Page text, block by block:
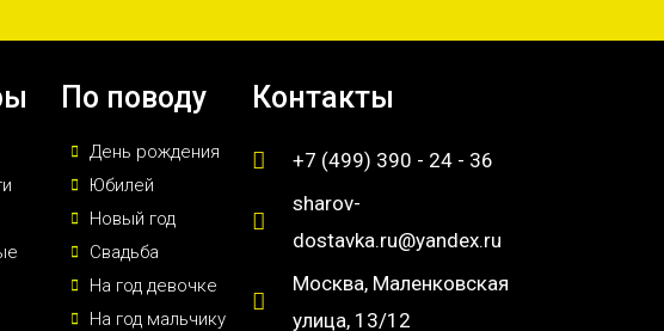
По поводу
День рождения
Юбилей
Новый год
Свадьба
На год девочке
На год мальчику
Контакты
+7 (499) 390 - 24 - 36
sharov-
dostavka.ru@yandex.ru
Москва, Маленковская
улица, 13/12